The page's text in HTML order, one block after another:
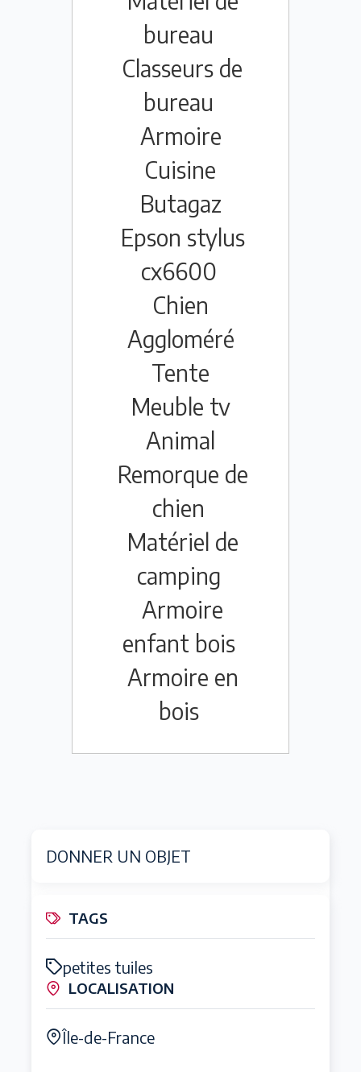
bureau
Classeurs de
bureau
Armoire
Cuisine
Butagaz
Epson stylus
cx6600
Chien
Aggloméré
Tente
Meuble tv
Animal
Remorque de
chien
Matériel de
camping
Armoire
enfant bois
Armoire en
bois
DONNER UN OBJET
TAGS
petites tuiles
LOCALISATION
Île-de-France